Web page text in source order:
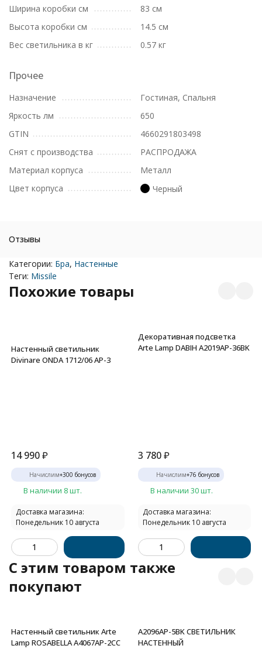
Ширина коробки см
83 см
Высота коробки см
14.5 см
Вес светильника в кг
0.57 кг
Прочее
Назначение
Гостиная, Спальня
Яркость лм
650
GTIN
4660291803498
Снят с производства
РАСПРОДАЖА
Материал корпуса
Металл
Цвет корпуса
Черный
Отзывы
Категории: Бра, Настенные
Теги: Missile
Похожие товары
Настенный светильник
Divinare ONDA 1712/06 AP-3
14 990₽
Начислим+300 бонусов
В наличии 8 шт.
Доставка магазина:
Понедельник 10 августа
Декоративная подсветка
Arte Lamp DABIH A2019AP-36BK
3 780 ₽
Начислим+76 бонусов
В наличии 30 шт.
Доставка магазина:
Понедельник 10 августа
C этим товаром также
покупают
Настенный светильник Arte
Lamp ROSABELLA A4067AP-2CC
A2096AP-5BK СВЕТИЛЬНИК
НАСТЕННЫЙ